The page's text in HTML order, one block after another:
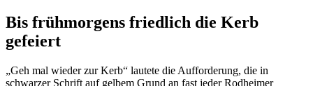
Bis frühmorgens friedlich die Kerb
gefeiert
„Geh mal wieder zur Kerb“ lautete die Aufforderung, die in
schwarzer Schrift auf gelbem Grund an fast jeder Rodheimer